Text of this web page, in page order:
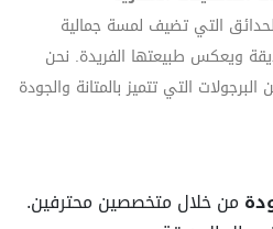
التي تضيف لمسة جمالية
ويعكس طبيعتها الفريدة. نحن
التي تتميز بالمتانة والجودة
من خلال متخصصين محترفين.